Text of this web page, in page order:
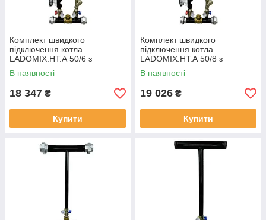
Комплект швидкого
підключення котла
LADOMIX.HT.А 50/6 з
американками,
термозмішувальний вузол
В наявності
18 347 ₴
Купити
Комплект швидкого
підключення котла
LADOMIX.HT.А 50/8 з
американками,
термозмішувальний вузол
В наявності
19 026 ₴
Купити